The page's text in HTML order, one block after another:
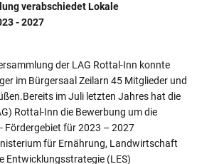
verabschiedet Lokale
- 2027
der LAG Rottal-Inn konnte
im Bürgersaal Zeilarn 45 Mitglieder und
im Juli letzten Jahres hat die
Rottal-Inn die Bewerbung um die
Fördergebiet für 2023 – 2027
für Ernährung, Landwirtschaft
Entwicklungsstrategie (LES)